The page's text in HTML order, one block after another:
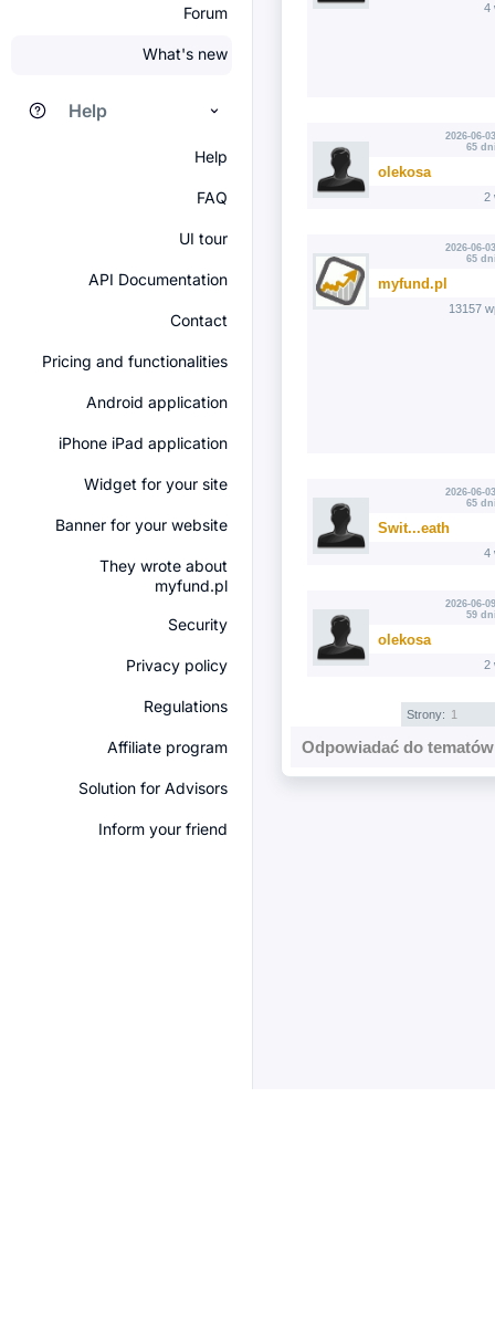
Forum
What's new
Help
Help
FAQ
UI tour
API Documentation
Contact
Pricing and functionalities
Android application
iPhone iPad application
Widget for your site
Banner for your website
They wrote about
myfund.pl
Security
Privacy policy
Regulations
Affiliate program
Solution for Advisors
Inform your friend
4
2026-06-
65
olekosa
2
2026-06-
65
myfund.pl
13157
2026-06-
65
Swit...eath
4
2026-06-
59
olekosa
2
Strony: 1
Odpowiadać do